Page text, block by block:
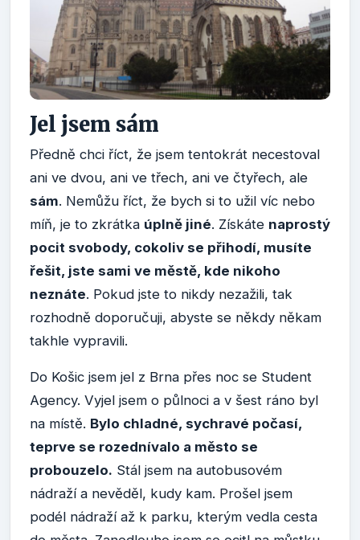
Jel jsem sám
Předně chci říct, že jsem tentokrát necestoval
ani ve dvou, ani ve třech, ani ve čtyřech, ale
sám. Nemůžu říct, že bych si to užil víc nebo
míň, je to zkrátka úplně jiné. Získáte naprostý
pocit svobody, cokoliv se přihodí, musíte
řešit, jste sami ve městě, kde nikoho
neznáte. Pokud jste to nikdy nezažili, tak
rozhodně doporučuji, abyste se někdy někam
takhle vypravili.
Do Košic jsem jel z Brna přes noc se Student
Agency. Vyjel jsem o půlnoci a v šest ráno byl
na místě. Bylo chladné, sychravé počasí,
teprve se rozednívalo a město se
probouzelo. Stál jsem na autobusovém
nádraží a nevěděl, kudy kam. Prošel jsem
podél nádraží až k parku, kterým vedla cesta